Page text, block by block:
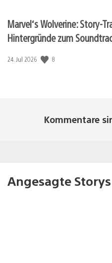
Marvel‘s Wolverine: Story-
Hintergründe zum
Veröffentlichungsdatum:
24. Jul 2026 8
Kommentare
Angesagte Storys